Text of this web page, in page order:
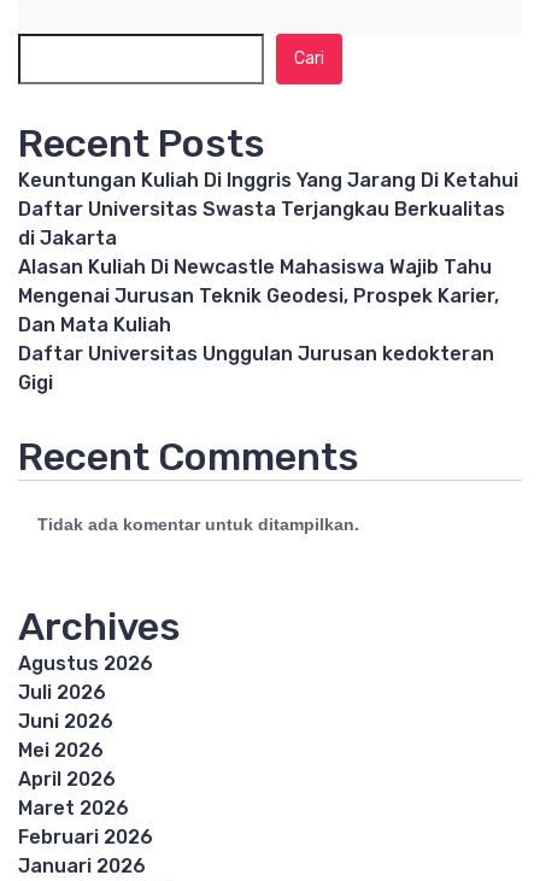
Cari
Recent Posts
Keuntungan Kuliah Di Inggris Yang Jarang Di Ketahui
Daftar Universitas Swasta Terjangkau Berkualitas
di Jakarta
Alasan Kuliah Di Newcastle Mahasiswa Wajib Tahu
Mengenai Jurusan Teknik Geodesi, Prospek Karier,
Dan Mata Kuliah
Daftar Universitas Unggulan Jurusan kedokteran
Gigi
Recent Comments
Tidak ada komentar untuk ditampilkan.
Archives
Agustus 2026
Juli 2026
Juni 2026
Mei 2026
April 2026
Maret 2026
Februari 2026
Januari 2026